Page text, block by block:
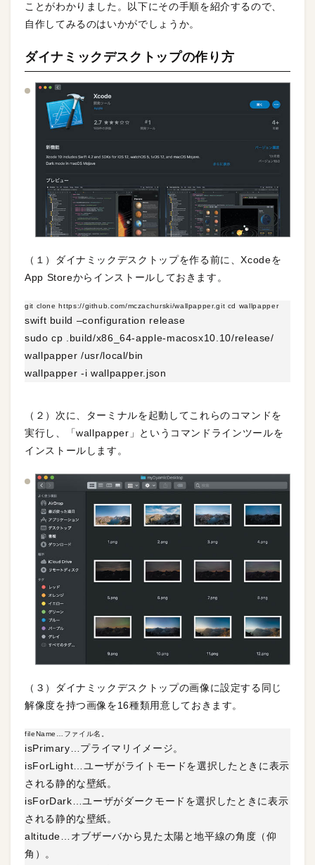
ことがわかりました。以下にその手順を紹介するので、
自作してみるのはいかがでしょうか。
ダイナミックデスクトップの作り方
（１）ダイナミックデスクトップを作る前に、Xcodeを
App Storeからインストールしておきます。
git clone https://github.com/mczachurski/wallpapper.git cd wallpapper
swift build –configuration release
sudo cp .build/x86_64-apple-macosx10.10/release/
wallpapper /usr/local/bin
wallpapper -i wallpapper.json
（２）次に、ターミナルを起動してこれらのコマンドを
実行し、「wallpapper」というコマンドラインツールを
インストールします。
（３）ダイナミックデスクトップの画像に設定する同じ
解像度を持つ画像を16種類用意しておきます。
fileName…ファイル名。
isPrimary…プライマリイメージ。
isForLight…ユーザがライトモードを選択したときに表示
される静的な壁紙。
isForDark…ユーザがダークモードを選択したときに表示
される静的な壁紙。
altitude…オブザーバから見た太陽と地平線の角度（仰
角）。